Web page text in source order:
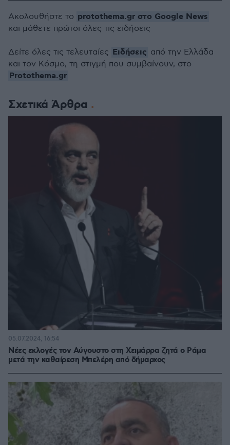
Σχετικά Άρθρα
Νέες εκλογές τον Αύγουστο στη Χειμάρρα ζητά ο Ράμα
μετά την καθαίρεση Μπελέρη από δήμαρχος
05.07.2024, 16:54
Ακολουθήστε το protothema.gr στο Google News
και μάθετε πρώτοι όλες τις ειδήσεις
Δείτε όλες τις τελευταίες Ειδήσεις από την Ελλάδα
και τον Κόσμο, τη στιγμή που συμβαίνουν, στο
Protothema.gr